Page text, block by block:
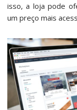
isso, a loja pode
um preço mais